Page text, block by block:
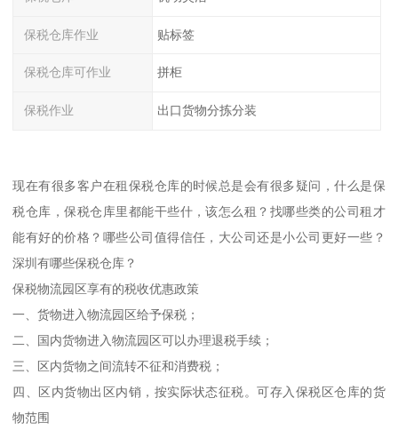
保税仓库作业 贴标签
保税仓库可作业 拼柜
保税作业 出口货物分拣分装
现在有很多客户在租保税仓库的时候总是会有很多疑问，什么是保
税仓库，保税仓库里都能干些什，该怎么租？找哪些类的公司租才
能有好的价格？哪些公司值得信任，大公司还是小公司更好一些？
深圳有哪些保税仓库？
保税物流园区享有的税收优惠政策
一、货物进入物流园区给予保税；
二、国内货物进入物流园区可以办理退税手续；
三、区内货物之间流转不征和消费税；
四、区内货物出区内销，按实际状态征税。可存入保税区仓库的货
物范围